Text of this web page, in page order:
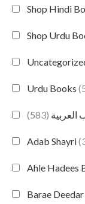
Shop Hindi
Shop Urdu
العربية (583)